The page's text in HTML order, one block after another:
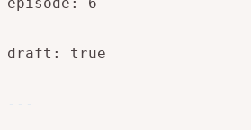
draft: true